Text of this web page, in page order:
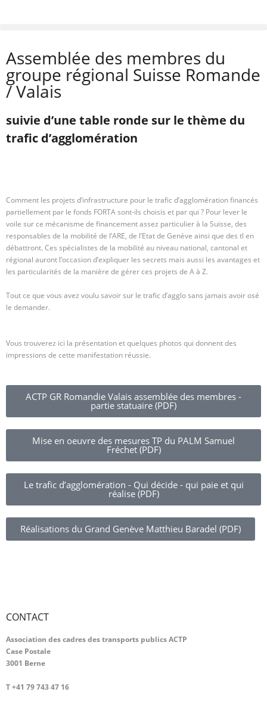
Assemblée des membres du
groupe régional Suisse Romande
/ Valais
suivie d’une table ronde sur le thème du
trafic d’agglomération
Comment les projets d’infrastructure pour le trafic d’agglomération financés
partiellement par le fonds FORTA sont-ils choisis et par qui ? Pour lever le
voile sur ce mécanisme de financement assez particulier à la Suisse, des
responsables de la mobilité de l’ARE, de l’Etat de Genève ainsi que des tl en
débattront. Ces spécialistes de la mobilité au niveau national, cantonal et
régional auront l’occasion d’expliquer les secrets mais aussi les avantages et
les particularités de la manière de gérer ces projets de A à Z.
Tout ce que vous avez voulu savoir sur le trafic d’agglo sans jamais avoir osé
le demander.
Vous trouverez ici la présentation et quelques photos qui donnent des
impressions de cette manifestation réussie.
ACTP GR Romandie Valais assemblée des membres -
partie statuaire (PDF)
Mise en oeuvre des mesures TP du PALM Samuel
Fréchet (PDF)
Le trafic d’agglomération - Qui décide - qui paie et qui
réalise (PDF)
Réalisations du Grand Genève Matthieu Baradel (PDF)
CONTACT
Association des cadres des transports publics ACTP
Case Postale
3001 Berne
T +41 79 743 47 16